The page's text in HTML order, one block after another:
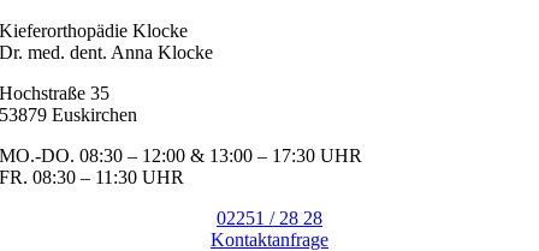
Kieferorthopädie Klocke
Dr. med. dent. Anna Klocke
Hochstraße 35
53879 Euskirchen
MO.-DO. 08:30 – 12:00 & 13:00 – 17:30 UHR
FR. 08:30 – 11:30 UHR
02251 / 28 28
Kontaktanfrage